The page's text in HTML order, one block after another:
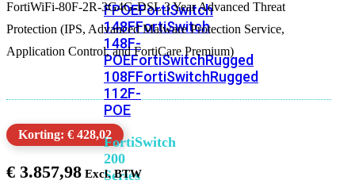
FPOEFortiSwitch
148FFortiSwitch
148F-
POEFortiSwitchRugged
108FFortiSwitchRugged
112F-
POE
FortiSwitch
200
Series
FortiWiFi-80F-2R-3G4G-DSL 3 Year Advanced Threat
Protection (IPS, Advanced Malware Protection Service,
Application Control, and FortiCare Premium)
Korting: € 428,02
€ 3.857,98